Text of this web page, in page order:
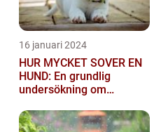
16 januari 2024
HUR MYCKET SOVER EN
HUND: En grundlig
undersökning om